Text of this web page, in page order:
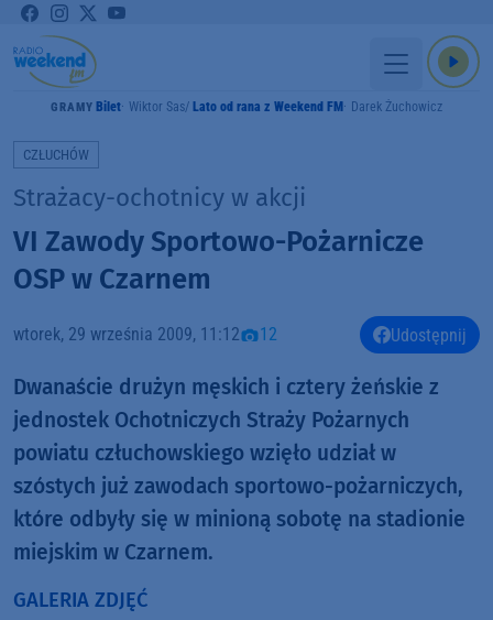
GRAMY Bilet Wiktor Sas Lato od rana z Weekend FM Darek Żuchowicz
CZŁUCHÓW
Strażacy-ochotnicy w akcji
VI Zawody Sportowo-Pożarnicze
OSP w Czarnem
wtorek, 29 września 2009, 11:12 12 Udostępnij
Dwanaście drużyn męskich i cztery żeńskie z
jednostek Ochotniczych Straży Pożarnych
powiatu człuchowskiego wzięło udział w
szóstych już zawodach sportowo-pożarniczych,
które odbyły się w minioną sobotę na stadionie
miejskim w Czarnem.
GALERIA ZDJĘĆ